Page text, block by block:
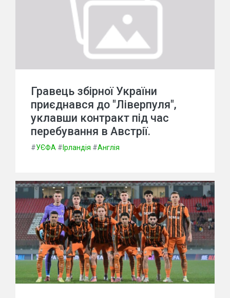
Гравець збірної України
приєднався до "Ліверпуля",
уклавши контракт під час
перебування в Австрії.
#УЄФА # Ірландія #Англія